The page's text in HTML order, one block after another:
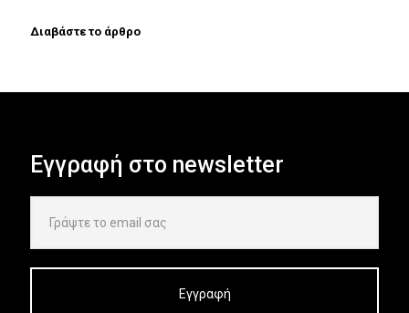
Διαβάστε το άρθρο
Εγγραφή στο newsletter